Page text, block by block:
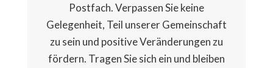
Postfach. Verpassen Sie keine
Gelegenheit, Teil unserer Gemeinschaft
zu sein und positive Veränderungen zu
fördern. Tragen Sie sich ein und bleiben